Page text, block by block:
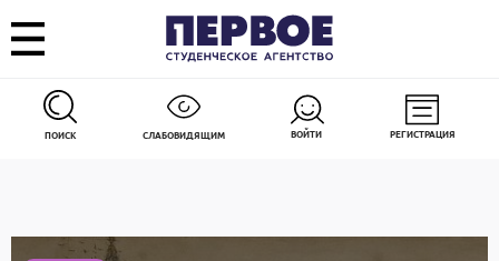
ПОИСК СЛАБОВИДЯЩИМ ВОЙТИ РЕГИСТРАЦИЯ